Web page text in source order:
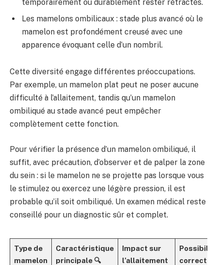
temporairement ou durablement rester rétractés.
Les mamelons ombilicaux : stade plus avancé où le
mamelon est profondément creusé avec une
apparence évoquant celle d’un nombril.
Cette diversité engage différentes préoccupations.
Par exemple, un mamelon plat peut ne poser aucune
difficulté à l’allaitement, tandis qu’un mamelon
ombiliqué au stade avancé peut empêcher
complètement cette fonction.
Pour vérifier la présence d’un mamelon ombiliqué, il
suffit, avec précaution, d’observer et de palper la zone
du sein : si le mamelon ne se projette pas lorsque vous
le stimulez ou exercez une légère pression, il est
probable qu’il soit ombiliqué. Un examen médical reste
conseillé pour un diagnostic sûr et complet.
Type de
mamelon
Caractéristique
principale 🔍
Impact sur
l’allaitement
correction